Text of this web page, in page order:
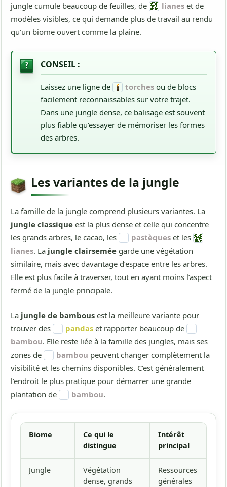
jungle cumule beaucoup de feuilles, de
lianes et de
modèles visibles, ce qui demande plus de travail au rendu
qu’un biome ouvert comme la plaine.
CONSEIL :
Laissez une ligne de torches ou de blocs
facilement reconnaissables sur votre trajet.
Dans une jungle dense, ce balisage est souvent
plus fiable qu’essayer de mémoriser les formes
des arbres.
Les variantes de la jungle
La famille de la jungle comprend plusieurs variantes. La
jungle classique est la plus dense et celle qui concentre
les grands arbres, le cacao, les
pastèques et les
lianes. La jungle clairsemée garde une végétation
similaire, mais avec davantage d’espace entre les arbres.
Elle est plus facile à traverser, tout en ayant moins l’aspect
fermé de la jungle principale.
La jungle de bambous est la meilleure variante pour
trouver des
pandas et rapporter beaucoup de
bambou. Elle reste liée à la famille des jungles, mais ses
zones de
bambou peuvent changer complètement la
visibilité et les chemins disponibles. C’est généralement
l’endroit le plus pratique pour démarrer une grande
plantation de
bambou.
Biome
Ce qui le
distingue
Intérêt
principal
Jungle
Végétation
dense, grands
Ressources
générales